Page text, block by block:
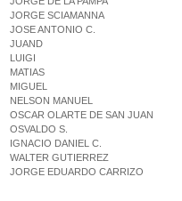
JORGE SCIAMANNA
JOSE ANTONIO C.
JUAND
LUIGI
MATIAS
MIGUEL
NELSON MANUEL
OSCAR OLARTE DE SAN JUAN
OSVALDO S.
IGNACIO DANIEL C.
WALTER GUTIERREZ
JORGE EDUARDO CARRIZO